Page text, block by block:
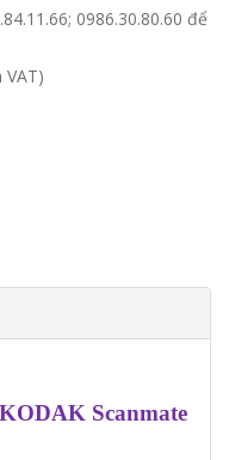
0986.30.80.60 để
Scanmate